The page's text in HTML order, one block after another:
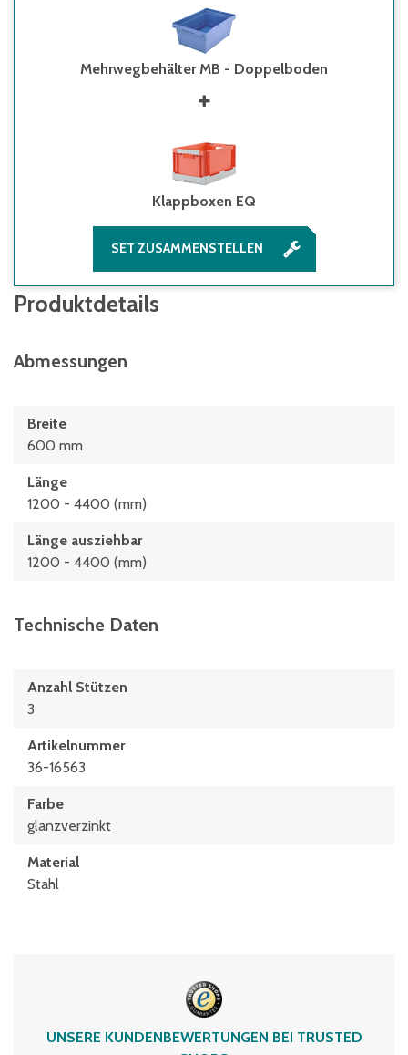
Mehrwegbehälter MB - Doppelboden
Klappboxen EQ
SET ZUSAMMENSTELLEN
Produktdetails
Abmessungen
Breite
600 mm
Länge
1200 - 4400 (mm)
Länge ausziehbar
1200 - 4400 (mm)
Technische Daten
Anzahl Stützen
3
Artikelnummer
36-16563
Farbe
glanzverzinkt
Material
Stahl
UNSERE KUNDENBEWERTUNGEN BEI TRUSTED